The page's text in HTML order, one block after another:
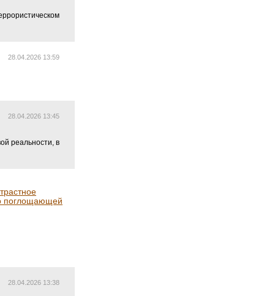
28.04.2026 13:59
28.04.2026 13:45
реальности, в
поглощающей
28.04.2026 13:38